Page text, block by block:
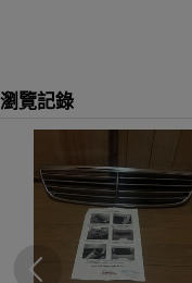
瀏覽記錄